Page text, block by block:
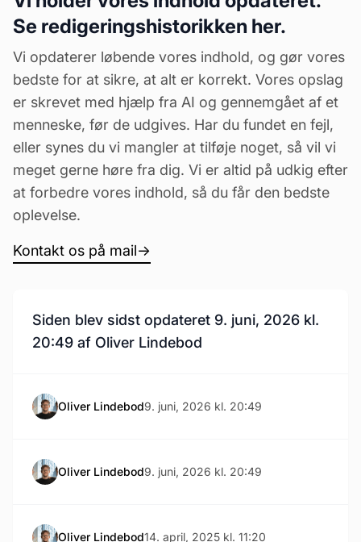
Se redigeringshistorikken her.
Vi opdaterer løbende vores indhold, og gør vores
bedste for at sikre, at alt er korrekt. Vores opslag
er skrevet med hjælp fra AI og gennemgået af et
menneske, før de udgives. Har du fundet en fejl,
eller synes du vi mangler at tilføje noget, så vil vi
meget gerne høre fra dig. Vi er altid på udkig efter
at forbedre vores indhold, så du får den bedste
oplevelse.
Kontakt os på mail→
Siden blev sidst opdateret 9. juni, 2026 kl.
20:49 af Oliver Lindebod
Oliver Lindebod9. juni, 2026 kl. 20:49
Oliver Lindebod9. juni, 2026 kl. 20:49
Oliver Lindebod14. april, 2025 kl. 11:20